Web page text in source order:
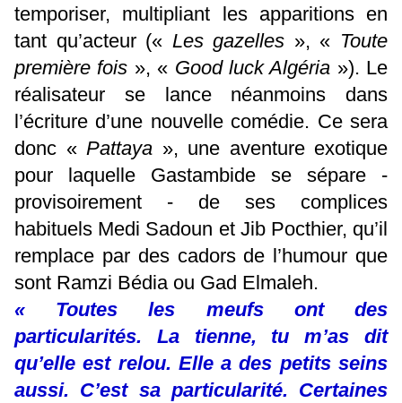
temporiser, multipliant les apparitions en
tant qu’acteur (« Les gazelles », « Toute
première fois », « Good luck Algéria »). Le
réalisateur se lance néanmoins dans
l’écriture d’une nouvelle comédie. Ce sera
donc « Pattaya », une aventure exotique
pour laquelle Gastambide se sépare -
provisoirement - de ses complices
habituels Medi Sadoun et Jib Pocthier, qu’il
remplace par des cadors de l’humour que
sont Ramzi Bédia ou Gad Elmaleh.
« Toutes les meufs ont des
particularités. La tienne, tu m’as dit
qu’elle est relou. Elle a des petits seins
aussi. C’est sa particularité. Certaines